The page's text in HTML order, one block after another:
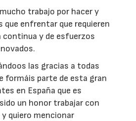
trabajo por hacer y
que enfrentar que requieren
continua y de esfuerzos
las gracias a todas
formáis parte de esta gran
en España que es
sido un honor trabajar con
quiero mencionar